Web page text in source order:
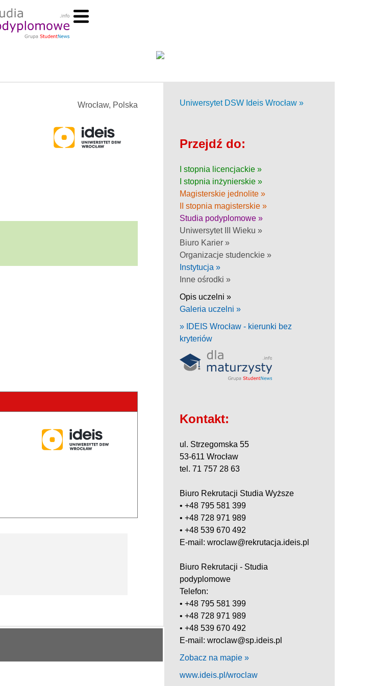
Wrocław, Polska Uniwersytet DSW Ideis Wrocław »
Przejdź do:
I stopnia licencjackie »
I stopnia inżynierskie »
Magisterskie jednolite »
II stopnia magisterskie »
Studia podyplomowe »
Uniwersytet III Wieku »
Biuro Karier »
Organizacje studenckie »
Instytucja »
Inne ośrodki »
Opis uczelni »
Galeria uczelni »
» IDEIS Wrocław - kierunki bez
kryteriów
Kontakt:
ul. Strzegomska 55
53-611 Wrocław
tel. 71 757 28 63
Biuro Rekrutacji Studia Wyższe
• +48 795 581 399
• +48 728 971 989
• +48 539 670 492
E-mail: wroclaw@rekrutacja.ideis.pl
Biuro Rekrutacji - Studia
podyplomowe
Telefon:
• +48 795 581 399
• +48 728 971 989
• +48 539 670 492
E-mail: wroclaw@sp.ideis.pl
Zobacz na mapie »
www.ideis.pl/wroclaw